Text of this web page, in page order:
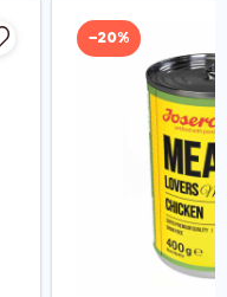
−20%